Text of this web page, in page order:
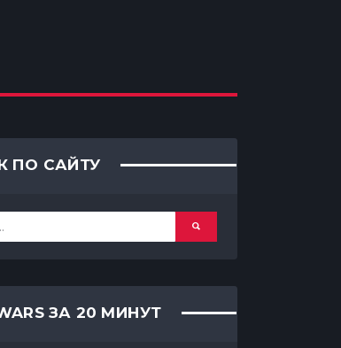
ПО САЙТУ
ЗА 20 МИНУТ